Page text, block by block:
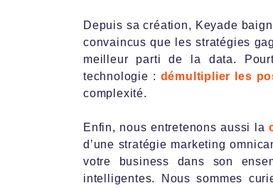
Depuis sa création, Keyade
convaincus que les stratégies
meilleur parti de la data.
technologie : démultiplier les
complexité.
Enfin, nous entretenons aussi la
d’une stratégie marketing
votre business dans son
intelligentes. Nous sommes